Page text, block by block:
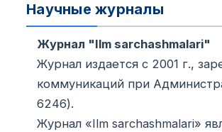
Научные журналы
Журнал "Ilm sarchashmalari"
Журнал издается с 2001 г.,
коммуникаций при
6246).
Журнал «Ilm sarchashmalari»